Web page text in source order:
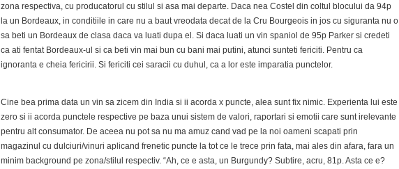
zona respectiva, cu producatorul cu stilul si asa mai departe. Daca nea Costel din coltul blocului da 94p
la un Bordeaux, in conditiile in care nu a baut vreodata decat de la Cru Bourgeois in jos cu siguranta nu o
sa beti un Bordeaux de clasa daca va luati dupa el. Si daca luati un vin spaniol de 95p Parker si credeti
ca ati fentat Bordeaux-ul si ca beti vin mai bun cu bani mai putini, atunci sunteti fericiti. Pentru ca
ignoranta e cheia fericirii. Si fericiti cei saracii cu duhul, ca a lor este imparatia punctelor.
Cine bea prima data un vin sa zicem din India si ii acorda x puncte, alea sunt fix nimic. Experienta lui este
zero si ii acorda punctele respective pe baza unui sistem de valori, raportari si emotii care sunt irelevante
pentru alt consumator. De aceea nu pot sa nu ma amuz cand vad pe la noi oameni scapati prin
magazinul cu dulciuri/vinuri aplicand frenetic puncte la tot ce le trece prin fata, mai ales din afara, fara un
minim background pe zona/stilul respectiv. “Ah, ce e asta, un Burgundy? Subtire, acru, 81p. Asta ce e?